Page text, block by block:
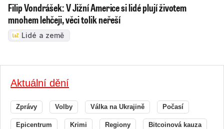
Filip Vondrášek: V Jižní Americe si lidé plují životem
mnohem lehčeji, věci tolik neřeší
Lidé a země
Aktuální dění
Zprávy Volby Válka na Ukrajině Počasí
Epicentrum Krimi Regiony Bitcoinová kauza